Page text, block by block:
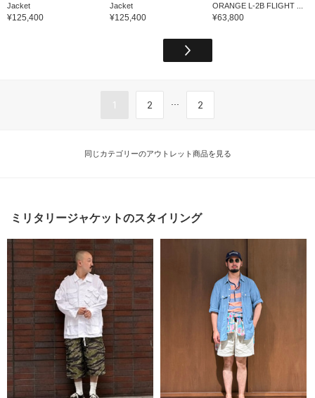
Jacket
¥125,400
Jacket
¥125,400
ORANGE L-2B FLIGHT ...
¥63,800
1 2 ... 2
同じカテゴリーのアウトレット商品を見る
ミリタリージャケットのスタイリング